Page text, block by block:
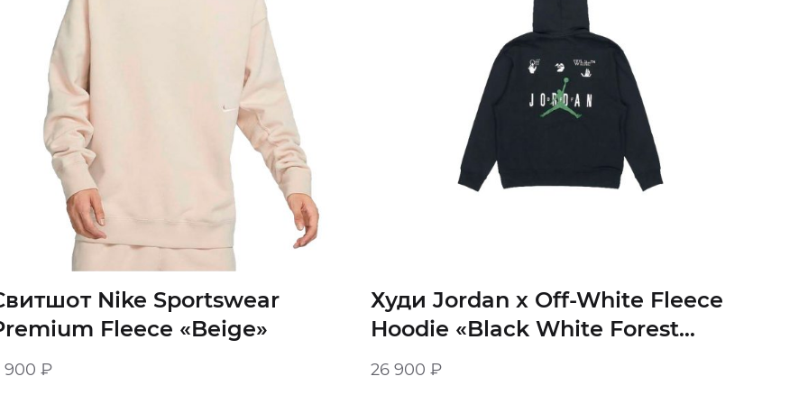
Nike Sportswear
Fleece «Beige»
900₽
Худи Jordan x Off-White Fleece
Hoodie «Black White Forest
Green»
26 900 ₽